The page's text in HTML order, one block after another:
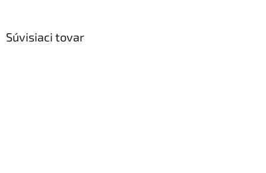
Súvisiaci tovar